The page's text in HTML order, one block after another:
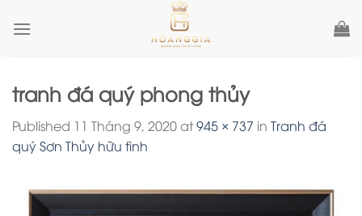
tranh đá quý phong thủy
Published 11 Tháng 9, 2020at945 × 737 in Tranh đá
quý Sơn Thủy hữu tình